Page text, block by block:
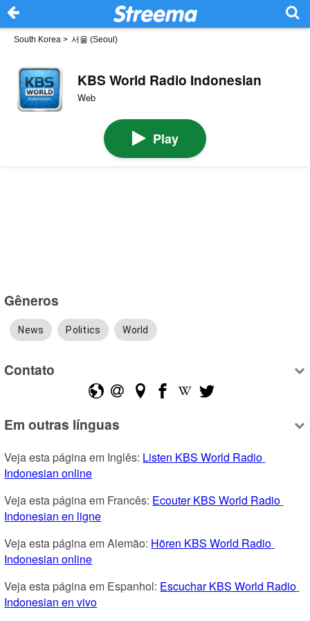
South Korea > 서울 (Seoul)
KBS World Radio Indonesian
Web
Play
Gêneros
News Politics World
Contato
Em outras línguas
Veja esta página em Inglês: Listen KBS World Radio
Indonesian online
Veja esta página em Francês: Ecouter KBS World Radio
Indonesian en ligne
Veja esta página em Alemão: Hören KBS World Radio
Indonesian online
Veja esta página em Espanhol: Escuchar KBS World Radio
Indonesian en vivo